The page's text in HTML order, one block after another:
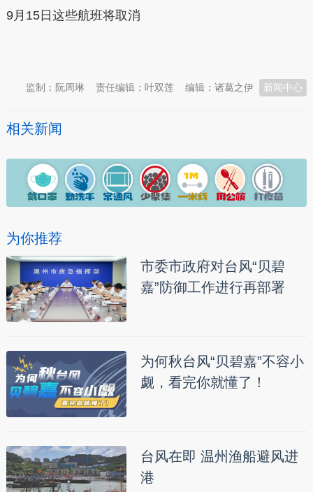
9月15日这些航班将取消
新闻中心
编辑：诸葛之伊
责任编辑：叶双莲
监制：阮周琳
相关新闻
为你推荐
市委市政府对台风“贝碧
嘉”防御工作进行再部署
为何秋台风“贝碧嘉”不容小
觑，看完你就懂了！
台风在即 温州渔船避风进
港